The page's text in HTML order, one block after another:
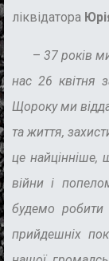
ліквідатора
– 37 років
нас 26 квітня
Щороку ми
та життя,
це найцінніше,
війни і
будемо
прийдешніх